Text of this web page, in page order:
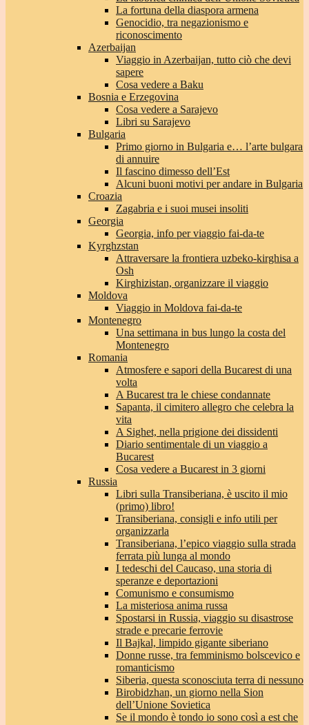
La fortuna della diaspora armena
Genocidio, tra negazionismo e
riconoscimento
Azerbaijan
Viaggio in Azerbaijan, tutto ciò che devi
sapere
Cosa vedere a Baku
Bosnia e Erzegovina
Cosa vedere a Sarajevo
Libri su Sarajevo
Bulgaria
Primo giorno in Bulgaria e… l’arte bulgara
di annuire
Il fascino dimesso dell’Est
Alcuni buoni motivi per andare in Bulgaria
Croazia
Zagabria e i suoi musei insoliti
Georgia
Georgia, info per viaggio fai-da-te
Kyrghzstan
Attraversare la frontiera uzbeko-kirghisa a
Osh
Kirghizistan, organizzare il viaggio
Moldova
Viaggio in Moldova fai-da-te
Montenegro
Una settimana in bus lungo la costa del
Montenegro
Romania
Atmosfere e sapori della Bucarest di una
volta
A Bucarest tra le chiese condannate
Sapanta, il cimitero allegro che celebra la
vita
A Sighet, nella prigione dei dissidenti
Diario sentimentale di un viaggio a
Bucarest
Cosa vedere a Bucarest in 3 giorni
Russia
Libri sulla Transiberiana, è uscito il mio
(primo) libro!
Transiberiana, consigli e info utili per
organizzarla
Transiberiana, l’epico viaggio sulla strada
ferrata più lunga al mondo
I tedeschi del Caucaso, una storia di
speranze e deportazioni
Comunismo e consumismo
La misteriosa anima russa
Spostarsi in Russia, viaggio su disastrose
strade e precarie ferrovie
Il Bajkal, limpido gigante siberiano
Donne russe, tra femminismo bolscevico e
romanticismo
Siberia, questa sconosciuta terra di nessuno
Birobidzhan, un giorno nella Sion
dell’Unione Sovietica
Se il mondo è tondo io sono così a est che